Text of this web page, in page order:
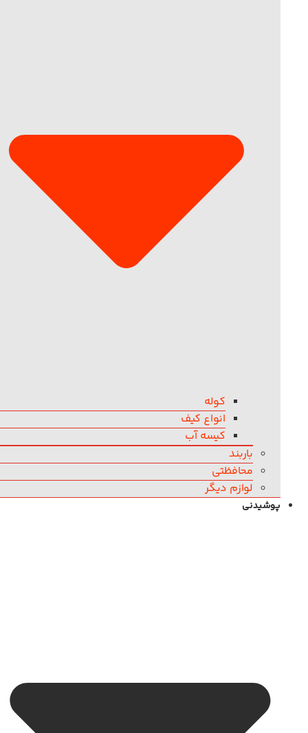
کوله
انواع کیف
کیسه آب
باربند
محافظتی
لوازم دیگر
پوشیدنی